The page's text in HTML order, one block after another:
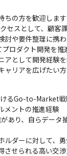
存の標準機能や運
最小限に抑える ・
る／やらない」を
どう開発するか（
、「誰に、なぜ価値
成長させるか（
ポジションです。
プロダクトの価値最
す。
ちの方を歓迎します
セスとして、顧客
討や要件整理に携
プロダクト開発を推
アとして開発経験
ャリアを広げたい方
けるGo-to-Market
メントの推進経験
あり、自らデータ
ルダーに対して、
させられる高い交